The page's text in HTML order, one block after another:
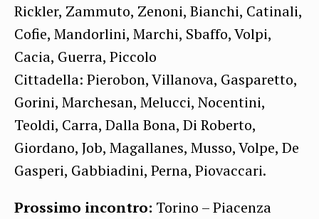
Rickler, Zammuto, Zenoni, Bianchi, Catinali,
Cofie, Mandorlini, Marchi, Sbaffo, Volpi,
Cacia, Guerra, Piccolo
Cittadella: Pierobon, Villanova, Gasparetto,
Gorini, Marchesan, Melucci, Nocentini,
Teoldi, Carra, Dalla Bona, Di Roberto,
Giordano, Job, Magallanes, Musso, Volpe, De
Gasperi, Gabbiadini, Perna, Piovaccari.
Prossimo incontro: Torino – Piacenza